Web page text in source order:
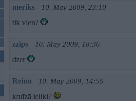
meriks 10. May 2009, 23:10
tik vien?
zzips 10. May 2009, 18:36
dzer
Reino 10. May 2009, 14:56
kruīzā ieliki?